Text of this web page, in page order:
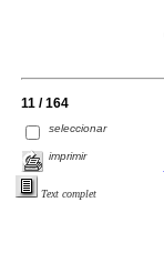
11 / 164
seleccionar
imprimir
Text complet